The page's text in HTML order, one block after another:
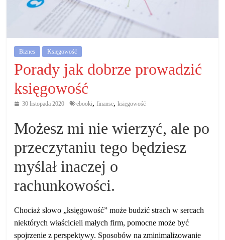
gospodarczą.
Porady
biznesowe
Biznes Księgowość
Porady jak dobrze prowadzić
księgowość
30 listopada 2020 ebooki, finanse, księgowość
Możesz mi nie wierzyć, ale po
przeczytaniu tego będziesz
myślał inaczej o
rachunkowości.
Chociaż słowo „księgowość” może budzić strach w sercach
niektórych właścicieli małych firm, pomocne może być
spojrzenie z perspektywy. Sposobów na zminimalizowanie